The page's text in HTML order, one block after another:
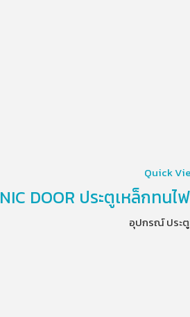
Quick
DOOR ประตูเหล็กทน
อุปกรณ์ ประ